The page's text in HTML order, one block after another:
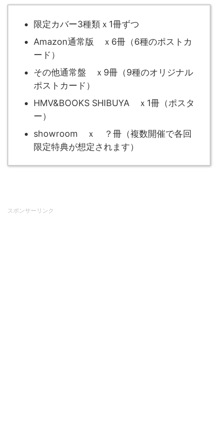
限定カバー3種類ｘ1冊ずつ
Amazon通常版 ｘ6冊（6種のポストカ
ード）
その他通常盤 ｘ9冊（9種のオリジナル
ポストカード）
HMV&BOOKS SHIBUYA ｘ1冊（ポスタ
ー）
showroom ｘ ？冊（複数開催で各回
限定特典が想定されます）
スポンサーリンク